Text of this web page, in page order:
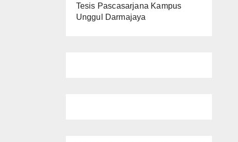
Tesis Pascasarjana Kampus
Unggul Darmajaya